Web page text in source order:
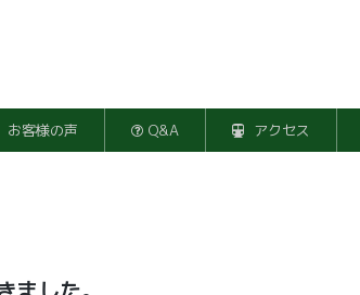
お客様の声 Q&A アクセス